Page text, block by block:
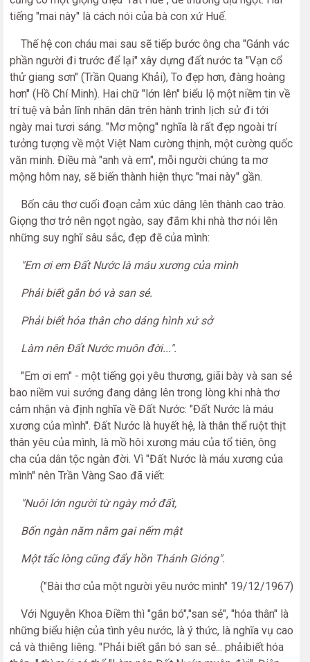
tiếng "mai này" là cách nói của bà con xứ Huế.
Thế hệ con cháu mai sau sẽ tiếp bước ông cha "Gánh vác
phần người đi trước để lại" xây dựng đất nước ta "Vạn cổ
thử giang sơn" (Trần Quang Khải), To đẹp hơn, đàng hoàng
hơn" (Hồ Chí Minh). Hai chữ "lớn lên" biểu lộ một niềm tin về
trí tuệ và bản lĩnh nhân dân trên hành trình lịch sử đi tới
ngày mai tươi sáng. "Mơ mộng" nghĩa là rất đẹp ngoài trí
tưởng tượng về một Việt Nam cường thịnh, một cường quốc
văn minh. Điều mà "anh và em", mỗi người chúng ta mơ
mộng hôm nay, sẽ biến thành hiện thực "mai này" gần.
Bốn câu thơ cuối đoạn cảm xúc dâng lên thành cao trào.
Giọng thơ trở nên ngọt ngào, say đắm khi nhà thơ nói lên
những suy nghĩ sâu sắc, đẹp đẽ của mình:
"Em ơi em Đất Nước là máu xương của mình
Phải biết gắn bó và san sẻ.
Phải biết hóa thân cho dáng hình xứ sở
Làm nên Đất Nước muôn đời...".
"Em ơi em" - một tiếng gọi yêu thương, giãi bày và san sẻ
bao niềm vui sướng đang dâng lên trong lòng khi nhà thơ
cảm nhận và định nghĩa về Đất Nước: "Đất Nước là máu
xương của mình". Đất Nước là huyết hệ, là thân thể ruột thịt
thân yêu của mình, là mồ hôi xương máu của tổ tiên, ông
cha của dân tộc ngàn đời. Vì "Đất Nước là máu xương của
mình" nên Trần Vàng Sao đã viết:
"Nuôi lớn người từ ngày mở đất,
Bốn ngàn năm nằm gai nếm mật
Một tấc lòng cũng đẩy hồn Thánh Gióng".
("Bài thơ của một người yêu nước mình" 19/12/1967)
Với Nguyễn Khoa Điềm thì "gắn bó","san sẻ", "hóa thân" là
những biểu hiện của tình yêu nước, là ý thức, là nghĩa vụ cao
cả và thiêng liêng. "Phải biết gắn bó san sẻ... phảibiết hóa